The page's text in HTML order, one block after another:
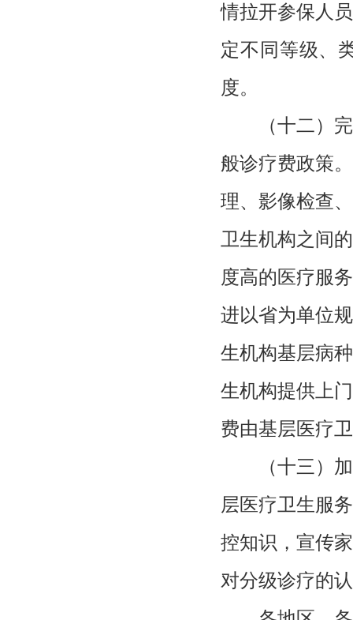
情拉开参保人
定不同等级、
度。
（十二）
般诊疗费政策
理、影像检查
卫生机构之间
度高的医疗服
进以省为单位
生机构基层病
生机构提供上
费由基层医疗
（十三）
层医疗卫生服
控知识，宣传
对分级诊疗的